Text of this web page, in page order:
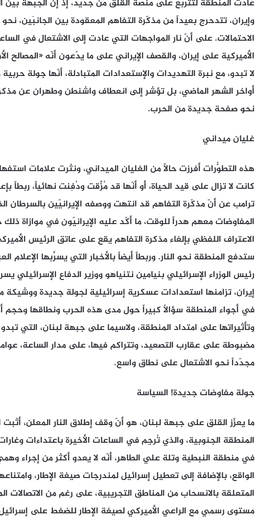
عادت المنطقة لتتربّع على منصّة القلق من جديد، إذ إنّ الجبهة بين
وإيران، تتدحرج بعيداً من مذكّرة التفاهم المعقودة بين
الاحتمالات. على أنّ نار المواجهات التي عادت إلى الاشتعال في
الأميركية على إيران، والقصف الإيراني على ما يدّعون أنّه «المصالح
لا تبدو، مع نبرة التهديدات والإستعدادات المتبادلة، أنّها جولة
أواخر الشهر الماضي، بل تؤشر إلى انعطاف واشنطن وطهران عن
نحو صفحة جديدة من الحرب.
غليان ميداني
هذه التطوُّرات أفرزت حالاً من الغليان الميداني، ونثرت علامات
كانت لا تزال على قيد الحياة، أو أنّها قد مُزِّقت ودُفِنت نهائياً، ربطاً
ترامب عن أنّ مذكّرة التفاهم قد انتهت ووصفه الإيرانيّين بالسرطان
المفاوضات معهم هدراً للوقت، ما أكّد عليه الإيرانيّون في موازاة
الاعتراف اللفظي بإلغاء مذكرة التفاهم يقع على عاتق الرئيس
ستدفع المنطقة نحو النار. وربطاً أيضاً بالأخبار التي يسرِّبها الإعلام
رئيس الوزراء الإسرائيلي بنيامين نتنياهو ووزير الدفاع
إيران، تزامنها استعدادات عسكرية إسرائيلية لجولة جديدة ووشيكة
في أجواء المنطقة سؤالاً كبيراً حول مدى هذه الحرب ونطاقها وحجم
وتأثيراتها على امتداد المنطقة، ولاسيما على جبهة لبنان، التي
مضبوطة على عقارب التصعيد، وتتراكم فيها، على مدار الساعة،
مجدّداً نحو الاشتعال على نطاق واسع.
جولة مفاوضات جديدة! السياسة
ما يعزّز القلق على جبهة لبنان، هو أنّ وقف إطلاق النار المعلن،
المنطقة الجنوبية، والذي تُرجِم في الساعات الأخيرة باعتداءات
في منطقة النبطية وتلة علي الطاهر، أنّه لا يعدو أكثر من إجراء
الواقع، بالإضافة إلى تعطيل إسرائيل لمندرجات صيغة الإطار،
المتعلقة بالانسحاب من المناطق التجريبية، على رغم من
مستوى رسمي مع الراعي الأميركي لصيغة الإطار للضغط على